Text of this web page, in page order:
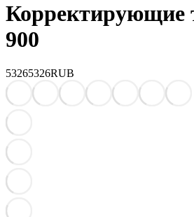
Корректирующие
900
53265326RUB